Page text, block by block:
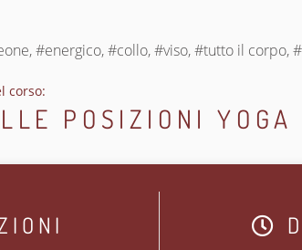
#energico, #collo, #viso, #tutto il corpo,
corso:
POSIZIONI